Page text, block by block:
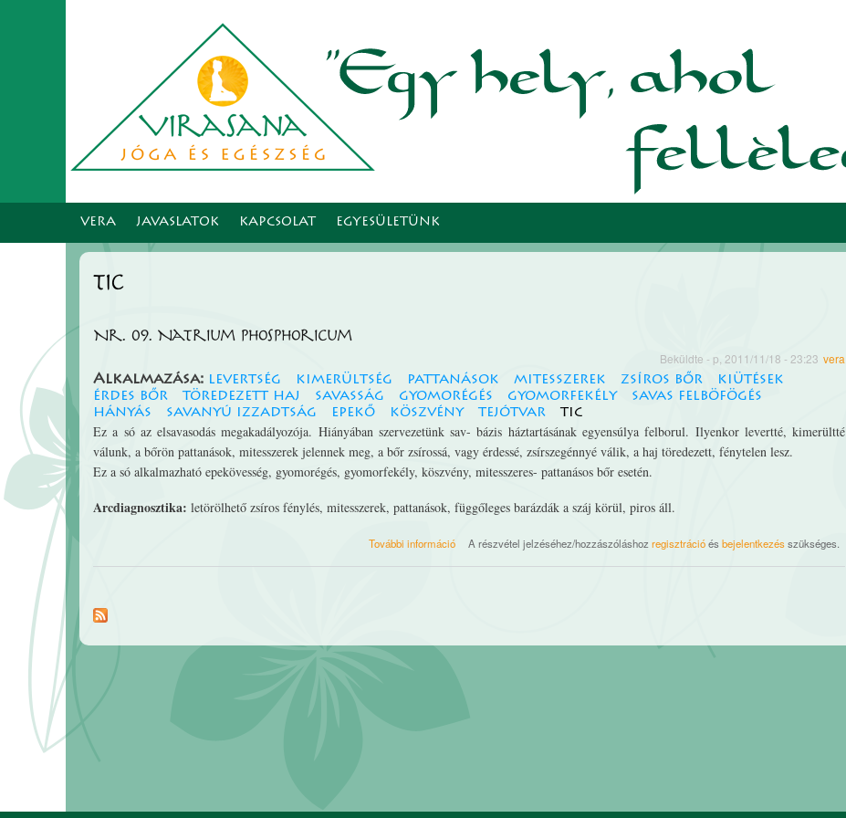
VERA JAVASLATOK KAPCSOLAT EGYESÜLETÜNK
tic
Nr. 09. Natrium phosphoricum
Beküldte vera
- p, 2011/11/18 - 23:23
Alkalmazása: levertség kimerültség pattanások mitesszerek zsíros bőr
kiütések
érdes bőr
töredezett haj savasság gyomorégés gyomorfekély
savas felböfögés
hányás
savanyú izzadtság epekő köszvény tejótvar tic
Ez a só az elsavasodás megakadályozója. Hiányában szervezetünk sav- bázis háztartásának egyensúlya felborul. Ilyenkor levertté, kimerültté
válunk, a bőrön pattanások, mitesszerek jelennek meg, a bőr zsírossá, vagy érdessé, zsírszegénnyé válik, a haj töredezett, fénytelen lesz.
Ez a só alkalmazható epekövesség, gyomorégés, gyomorfekély, köszvény, mitesszeres- pattanásos bőr esetén.
Arcdiagnosztika: letörölhető zsíros fénylés, mitesszerek, pattanások, függőleges barázdák a száj körül, piros áll.
További információNr. 09. Natrium phosphoricum tartalommal kapcsolatosan
A részvétel jelzéséhez/hozzászóláshozregisztrációésbejelentkezésszükséges.